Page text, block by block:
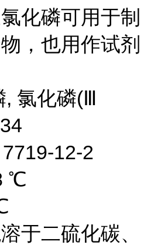
化磷可用于制
，也用作试剂
, 氯化磷(Ⅲ
12-2
℃
于二硫化碳、